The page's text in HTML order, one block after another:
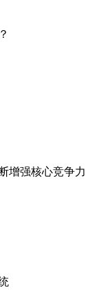
增强核心竞争力